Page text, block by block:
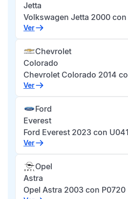
Jetta
Volkswagen Jetta 2000 con
Ver
Chevrolet
Colorado
Chevrolet Colorado 2014
Ver
Ford
Everest
Ford Everest 2023 con
Ver
Opel
Astra
Opel Astra 2003 con P0720